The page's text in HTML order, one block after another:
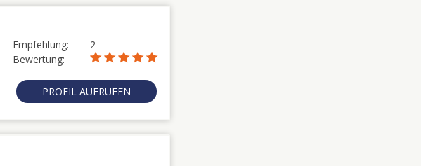
Empfehlung:
2
Bewertung:
PROFIL AUFRUFEN